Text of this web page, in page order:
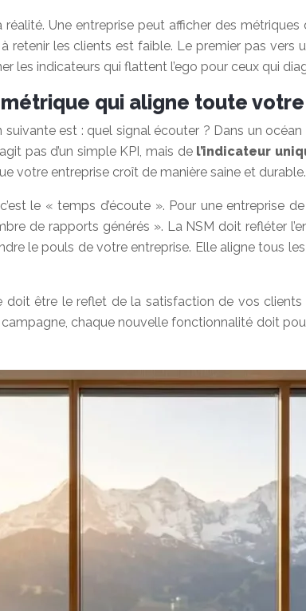
Une entreprise peut afficher des
retenir les clients est faible. Le premier pas
les indicateurs qui flattent l’ego pour ceux qui
métrique qui aligne toute
est : quel signal écouter ? Dans un
pas d’un simple KPI, mais de l’indicateur
votre entreprise croît de manière saine et durable.
le « temps d’écoute ». Pour une entreprise
de rapports générés ». La NSM doit refléter
le pouls de votre entreprise. Elle aligne tous
être le reflet de la satisfaction de vos
chaque nouvelle fonctionnalité doit